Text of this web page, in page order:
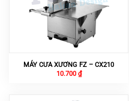
MÁY CƯA XƯƠNG FZ – CX210
10.700 ₫